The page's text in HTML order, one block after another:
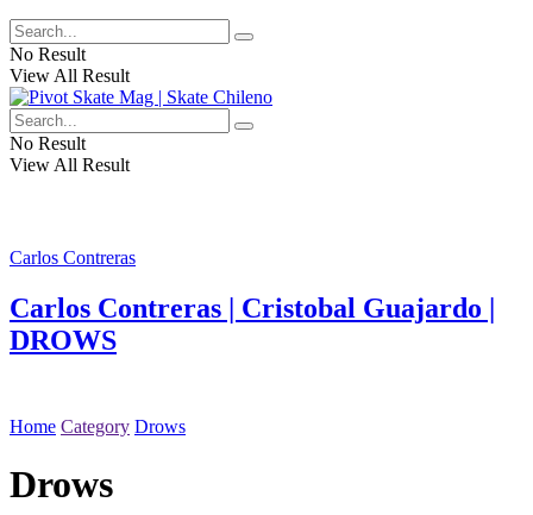
No Result
View All Result
No Result
View All Result
Carlos Contreras
Carlos Contreras | Cristobal Guajardo |
DROWS
Home Category Drows
Drows